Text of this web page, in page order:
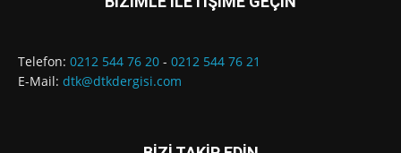
Telefon: 0212 544 76 20 - 0212 544 76 21
E-Mail: dtk@dtkdergisi.com